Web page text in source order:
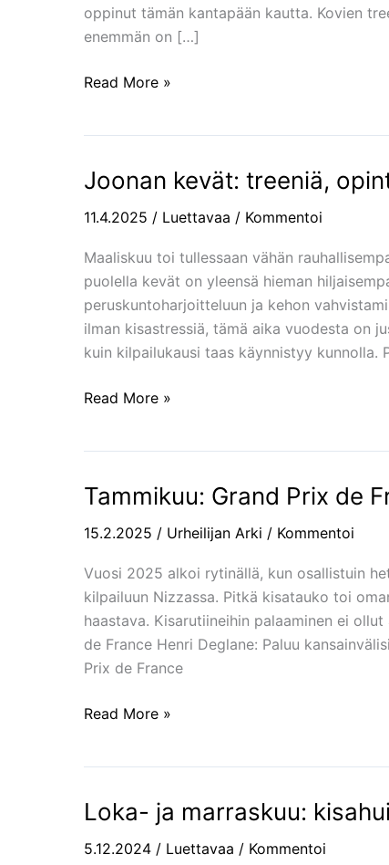
oppinut tämän kantapään kautta. Kovien
enemmän on […]
Read More »
Joonan kevät: treeniä,
11.4.2025 / Luettavaa / Kommentoi
Maaliskuu toi tullessaan vähän
puolella kevät on yleensä hieman
peruskuntoharjoitteluun ja kehon
ilman kisastressiä, tämä aika vuodesta on
kuin kilpailukausi taas käynnistyy kunnolla.
Joonan
treeniä,
tulevia
reissuja
Read More »
Tammikuu: Grand Prix de
15.2.2025 / Urheilijan Arki / Kommentoi
Vuosi 2025 alkoi rytinällä, kun osallistuin
kilpailuun Nizzassa. Pitkä kisatauko toi
haastava. Kisarutiineihin palaaminen ei
de France Henri Deglane: Paluu
Prix de France
Tammikuu:
Prix
Read More »
Loka- ja marraskuu:
5.12.2024 / Luettavaa / Kommentoi
Loka-
marraskuu: